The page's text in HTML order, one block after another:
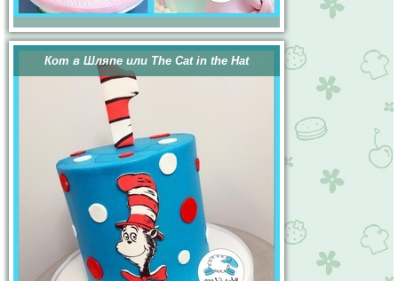
Кот в Шляпе или The Cat in the Hat